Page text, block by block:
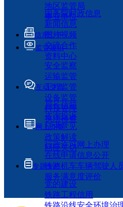
地区监管局
事业单位
国务院时政信息
新闻信息
图片视频
交流合作
资料中心
信息公开
监管履职
安全监察
运输监管
工程监管
设备监管
科技管理
执法检查
互动交流
局长信箱
咨询投诉
征求意见
政策解读
回应关切
网上办事
行政许可网上办理
在线申请信息公开
铁路机车车辆驾驶人
服务满意度评价
专题专栏
党的建设
铁路工程信用
铁路沿线安全环境治